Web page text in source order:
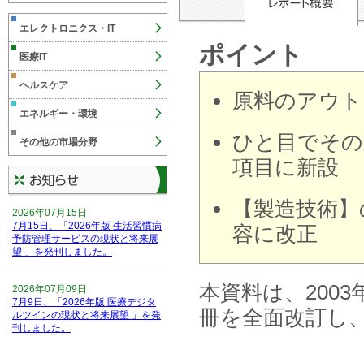
ポイント
原料のアウ
ひと目でそ
項目に新設
【製造技術
容に改正
本資料は、2003
冊を全面改訂し
エレクトロニクス・IT
医療IT
ヘルスケア
エネルギー・環境
その他の市場分野
2026年07月15日
7月15日、「2026年版 生活習慣病
予防管理サービスの現状と将来展
望 」を発刊しました。
2026年07月09日
7月9日、「2026年版 医療デジタ
ルツインの現状と将来展望 」を発
刊しました。